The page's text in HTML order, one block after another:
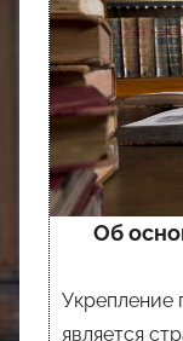
Об
Укрепление
является